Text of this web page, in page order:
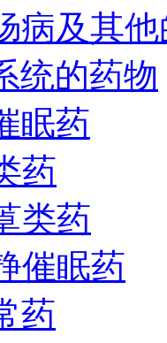
病及其
统的药物
眠药
药
类药
催眠药
药